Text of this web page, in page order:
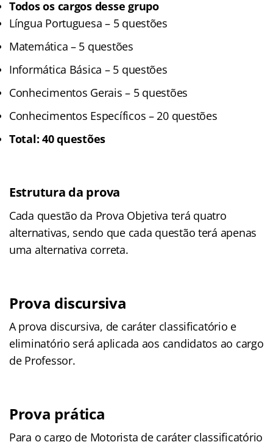
Todos os cargos desse grupo
Língua Portuguesa – 5 questões
Matemática – 5 questões
Informática Básica – 5 questões
Conhecimentos Gerais – 5 questões
Conhecimentos Específicos – 20 questões
Total: 40 questões
Estrutura da prova
Cada questão da Prova Objetiva terá quatro
alternativas, sendo que cada questão terá apenas
uma alternativa correta.
Prova discursiva
A prova discursiva, de caráter classificatório e
eliminatório será aplicada aos candidatos ao cargo
de Professor.
Prova prática
Para o cargo de Motorista de caráter classificatório